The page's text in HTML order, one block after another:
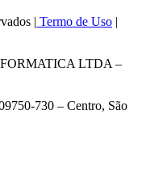
| Termo de Uso |
LTDA –
730 – Centro, São